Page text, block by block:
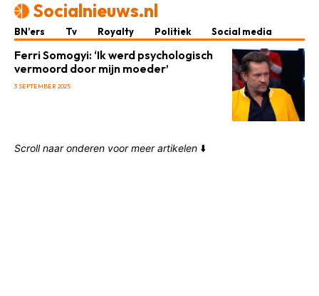
Socialnieuws.nl
BN’ers Tv Royalty Politiek Social media
Ferri Somogyi: ‘Ik werd psychologisch
vermoord door mijn moeder’
3 SEPTEMBER 2025
Scroll naar onderen voor meer artikelen ⬇️